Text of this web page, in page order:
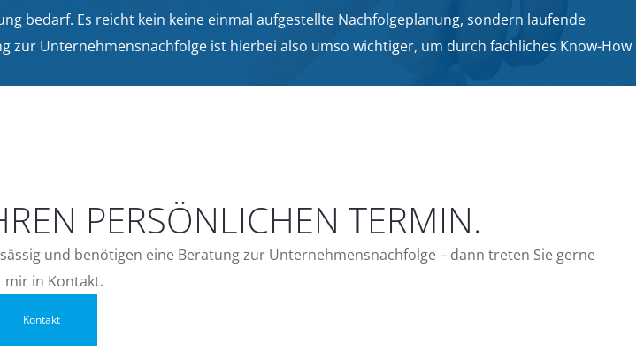
bedarf. Es reicht kein keine einmal aufgestellte Nachfolgeplanung, sondern laufende
Unternehmensnachfolge ist hierbei also umso wichtiger, um durch fachliches Know-How
PERSÖNLICHEN TERMIN.
und benötigen eine Beratung zur Unternehmensnachfolge – dann treten Sie gerne
mir in Kontakt.
Kontakt